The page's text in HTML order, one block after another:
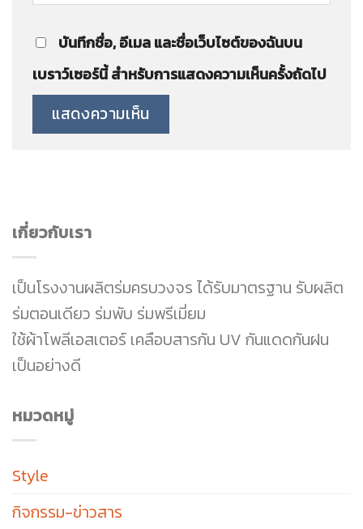
เกี่ยวกับเรา
เป็นโรงงานผลิตร่มครบวงจร ได้รับมาตรฐาน รับผลิต
ร่มตอนเดียว ร่มพับ ร่มพรีเมี่ยม
ใช้ผ้าโพลีเอสเตอร์ เคลือบสารกัน UV กันแดดกันฝน
เป็นอย่างดี
หมวดหมู่
Style
กิจกรรม-ข่าวสาร
บันทึกชื่อ, อีเมล และชื่อเว็บไซต์ของฉันบน
เบราว์เซอร์นี้ สำหรับการแสดงความเห็นครั้งถัดไป